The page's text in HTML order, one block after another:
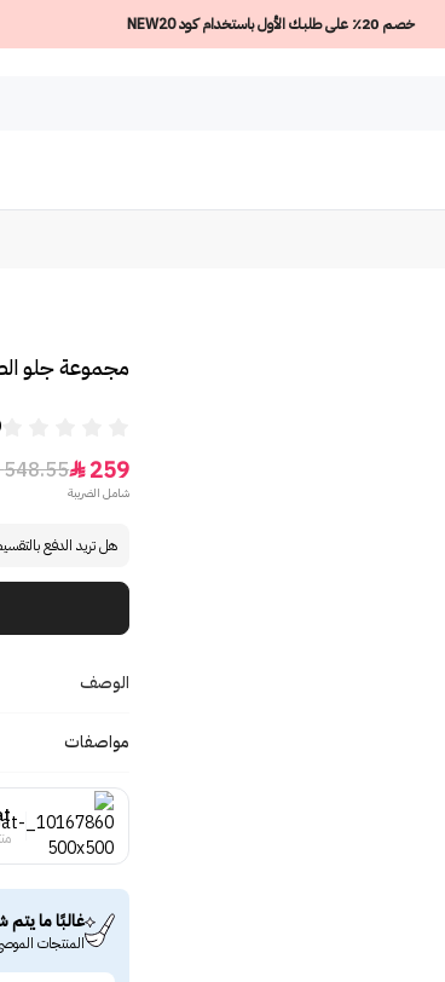
خصم 20٪ على طلبك الأول باستخدام كود NEW20
مجموعة جلو
259

548.55
شامل الضريبة
هل تريد الدفع
الوصف
مواصفات
غالبًا ما يتم
المنتجات